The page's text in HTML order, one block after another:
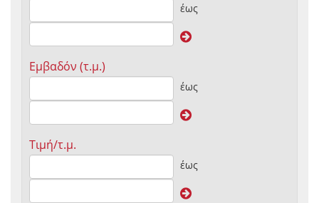
έως
Εμβαδόν (τ.μ.)
έως
Τιμή/τ.μ.
έως